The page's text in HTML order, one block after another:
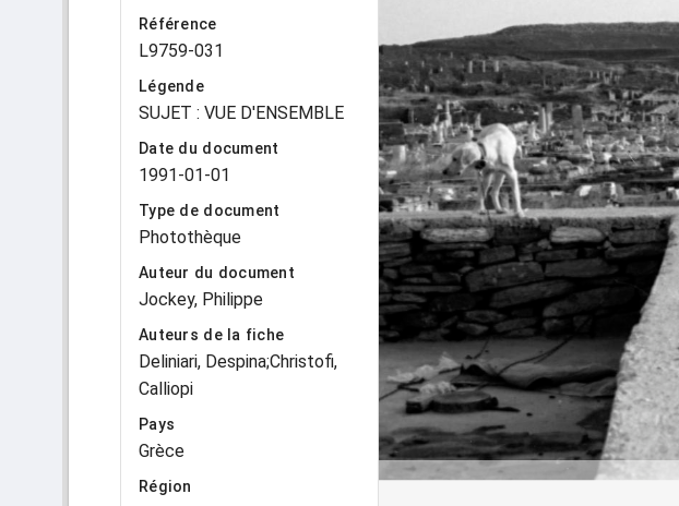
Référence
L9759-031
Légende
SUJET : VUE D'ENSEMBLE
Date du document
1991-01-01
Type de document
Photothèque
Auteur du document
Jockey, Philippe
Auteurs de la fiche
Deliniari, Despina;Christofi,
Calliopi
Pays
Grèce
Région